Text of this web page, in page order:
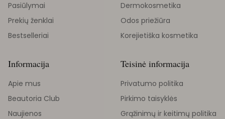
Pasiūlymai
Prekių ženklai
Bestselleriai
Dermokosmetika
Odos priežiūra
Korejietiška kosmetika
Informacija
Apie mus
Beautoria Club
Naujienos
Teisinė informacija
Privatumo politika
Pirkimo taisyklės
Grąžinimų ir keitimų politika